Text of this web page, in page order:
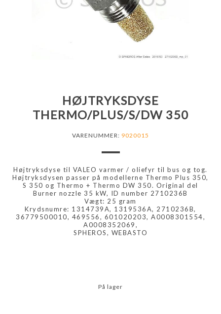
HØJTRYKSDYSE
THERMO/PLUS/S/DW 350
VARENUMMER: 9020015
Højtryksdyse til VALEO varmer / oliefyr til bus og tog.
Højtryksdysen passer på modellerne Thermo Plus 350,
S 350 og Thermo + Thermo DW 350. Original del
Burner nozzle 35 kW, ID number 2710236B
Vægt: 25 gram
Krydsnumre: 1314739A, 1319536A, 2710236B,
36779500010, 469556, 601020203, A0008301554,
A0008352069,
SPHEROS, WEBASTO
På lager